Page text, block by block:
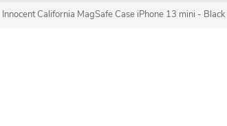
Innocent California MagSafe Case iPhone 13 mini - Black